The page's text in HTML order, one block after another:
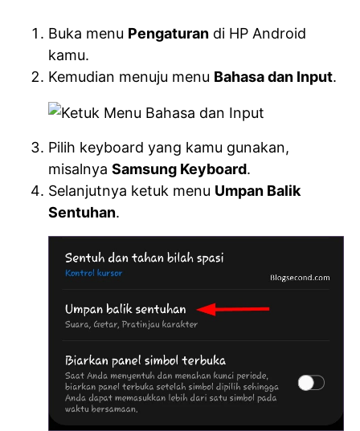
Buka menu Pengaturan di HP Android
kamu.
Kemudian menuju menu Bahasa dan Input.
Pilih keyboard yang kamu gunakan,
misalnya Samsung Keyboard.
Selanjutnya ketuk menu Umpan Balik
Sentuhan.